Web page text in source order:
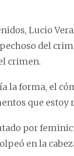
Lucio
del
crimen.
la forma, el
que estoy
por
en la